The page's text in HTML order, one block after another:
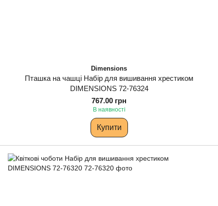
Dimensions
Пташка на чашці Набір для вишивання хрестиком
DIMENSIONS 72-76324
767.00 грн
В наявності
Купити